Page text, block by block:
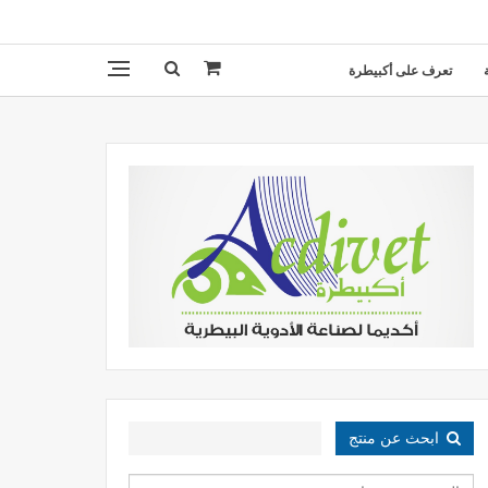
تعرف على أكبيطرة
ابحث عن منتج